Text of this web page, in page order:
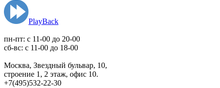
PlayBack
пн-пт: c 11-00 до 20-00
сб-вс: с 11-00 до 18-00
Москва, Звездный бульвар, 10,
строение 1, 2 этаж, офис 10.
+7(495)532-22-30